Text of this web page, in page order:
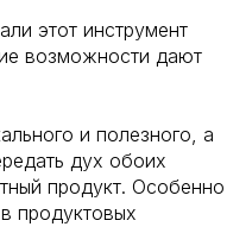
этот инструмент
возможности дают
и полезного, а
дух обоих
продукт. Особенно
продуктовых